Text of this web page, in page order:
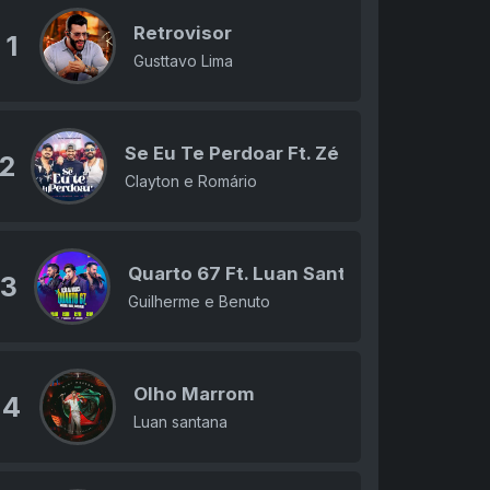
1 Retrovisor
Gusttavo Lima
Se Eu Te Perdoar Ft. Zé Felipe
Clayton e Romário
3 Quarto 67 Ft. Luan Santana
Guilherme e Benuto
4 Olho Marrom
Luan santana